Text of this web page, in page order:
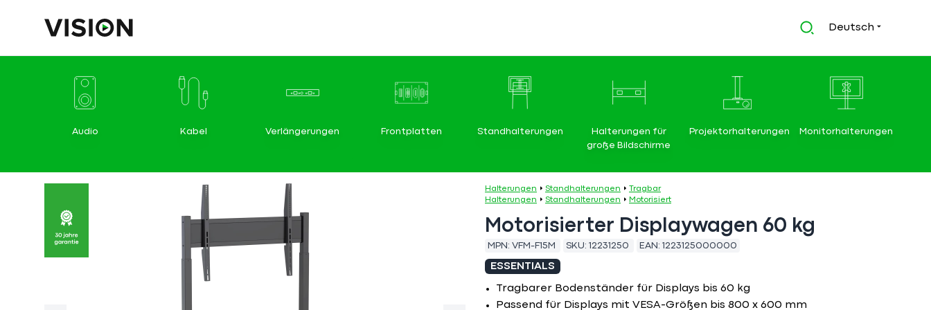
Deutsch
Audio Kabel Verlängerungen Frontplatten Standhalterungen
Halterungen für
große Bildschirme
Projektorhalterungen Monitorhalterungen
Halterungen Standhalterungen
Tragbar
Halterungen
Standhalterungen Motorisiert
Motorisierter Displaywagen 60 kg
MPN: VFM-F15M SKU: 12231250 EAN: 1223125000000
ESSENTIALS
Tragbarer Bodenständer für Displays bis 60 kg
Passend für Displays mit VESA-Größen bis 800 x 600 mm